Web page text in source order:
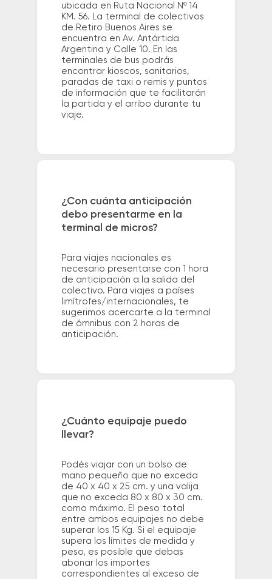
ubicada en Ruta Nacional Nº 14
KM. 56. La terminal de colectivos
de Retiro Buenos Aires se
encuentra en Av. Antártida
Argentina y Calle 10. En las
terminales de bus podrás
encontrar kioscos, sanitarios,
paradas de taxi o remis y puntos
de información que te facilitarán
la partida y el arribo durante tu
viaje.
¿Con cuánta anticipación
debo presentarme en la
terminal de micros?
Para viajes nacionales es
necesario presentarse con 1 hora
de anticipación a la salida del
colectivo. Para viajes a países
limítrofes/internacionales, te
sugerimos acercarte a la terminal
de ómnibus con 2 horas de
anticipación.
¿Cuánto equipaje puedo
llevar?
Podés viajar con un bolso de
mano pequeño que no exceda
de 40 x 40 x 25 cm. y una valija
que no exceda 80 x 80 x 30 cm.
como máximo. El peso total
entre ambos equipajes no debe
superar los 15 Kg. Si el equipaje
supera los límites de medida y
peso, es posible que debas
abonar los importes
correspondientes al exceso de